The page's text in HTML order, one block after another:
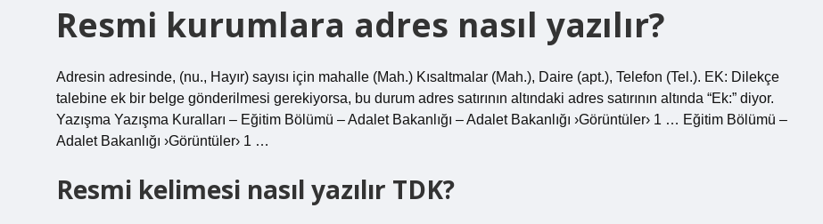
Resmi kurumlara adres nasıl yazılır?
Adresin adresinde, (nu., Hayır) sayısı için mahalle (Mah.) Kısaltmalar (Mah.), Daire (apt.), Telefon (Tel.). EK: Dilekçe
talebine ek bir belge gönderilmesi gerekiyorsa, bu durum adres satırının altındaki adres satırının altında “Ek:” diyor.
Yazışma Yazışma Kuralları – Eğitim Bölümü – Adalet Bakanlığı – Adalet Bakanlığı ›Görüntüler› 1 … Eğitim Bölümü –
Adalet Bakanlığı ›Görüntüler› 1 …
Resmi kelimesi nasıl yazılır TDK?